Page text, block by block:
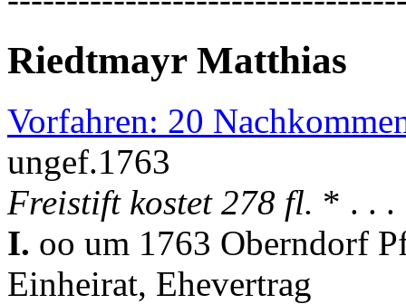
Riedtmayr Matthias
Vorfahren: 20
ungef.1763
Freistift kostet 278 fl. * . . .
I. oo um 1763 Oberndorf
Einheirat, Ehevertrag